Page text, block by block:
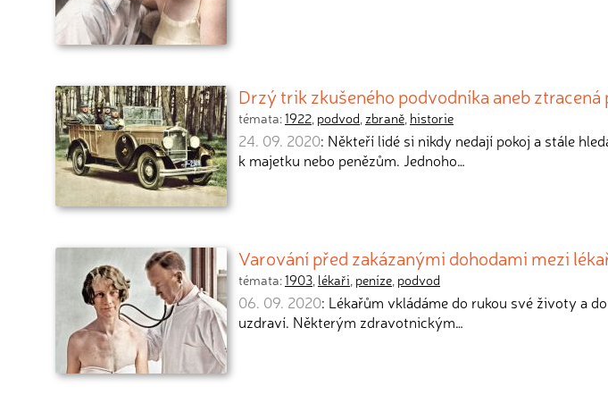
Drzý trik zkušeného podvodníka aneb ztracená
témata:1922, podvod, zbraně, historie
24. 09. 2020: Někteří lidé si nikdy nedají pokoj a stále
k majetku nebo penězům. Jednoho…
Varování před zakázanými dohodami mezi
témata:1903, lékaři, peníze, podvod
06. 09. 2020: Lékařům vkládáme do rukou své životy a
uzdraví. Některým zdravotnickým…